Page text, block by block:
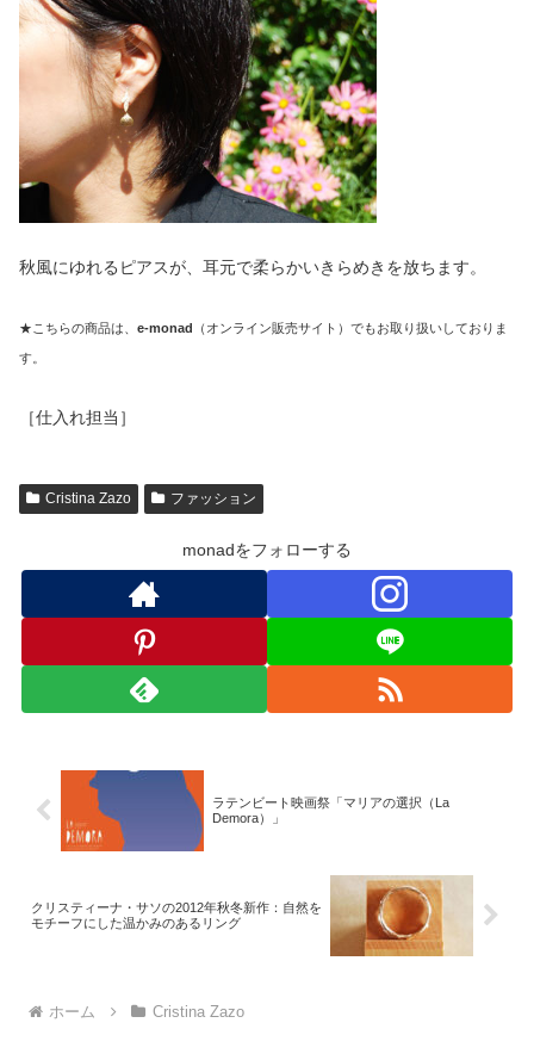
秋風にゆれるピアスが、耳元で柔らかいきらめきを放ちます。
★こちらの商品は、 e-monad （オンライン販売サイト）でもお取り扱いしておりま
す。
［仕入れ担当］
Cristina Zazo ファッション
monadをフォローする
ラテンビート映画祭「マリアの選択（La
Demora）」
クリスティーナ・サソの2012年秋冬新作：自然を
モチーフにした温かみのあるリング
ホーム Cristina Zazo